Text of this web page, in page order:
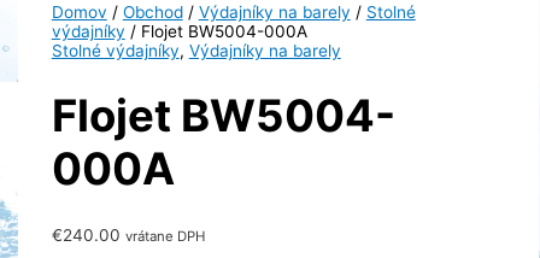
Domov / Obchod/ Výdajníky na barely / Stolné
výdajníky / Flojet BW5004-000A
Stolné výdajníky, Výdajníky na barely
Flojet BW5004-
000A
€240.00 vrátane DPH